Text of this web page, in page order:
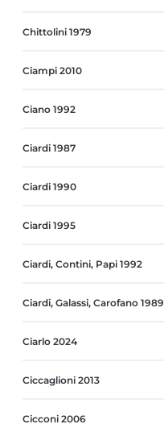
Chittolini 1979
Ciampi 2010
Ciano 1992
Ciardi 1987
Ciardi 1990
Ciardi 1995
Ciardi, Contini, Papi 1992
Ciardi, Galassi, Carofano 1989
Ciarlo 2024
Ciccaglioni 2013
Cicconi 2006